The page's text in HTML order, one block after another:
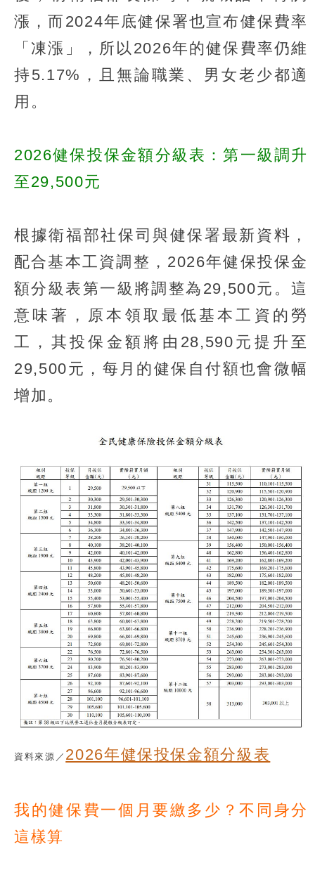
漲，而2024年底健保署也宣布健保費率
「凍漲」，所以2026年的健保費率仍維
持5.17%，且無論職業、男女老少都適
用。
2026健保投保金額分級表：第一級調升
至29,500元
根據衛福部社保司與健保署最新資料，
配合基本工資調整，2026年健保投保金
額分級表第一級將調整為29,500元。這
意味著，原本領取最低基本工資的勞
工，其投保金額將由28,590元提升至
29,500元，每月的健保自付額也會微幅
增加。
資料來源／ 2026年健保投保金額分級表
我的健保費一個月要繳多少？不同身分
這樣算